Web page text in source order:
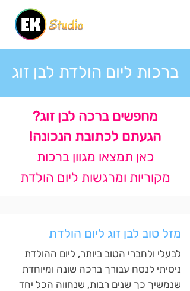
ברכות ליום הולדת לבן זוג
מזל טוב לבן זוג ליום הולדת
לבעלי ולחברי הטוב ביותר, ליום ההולדת
ניסיתי לנסח עבורך ברכה שונה ומיוחדת
שנמשיך כך שנים רבות, שנחווה הכל יחד
מחפשים ברכה לבן זוג?
הגעתם לכתובת הנכונה!
כאן תמצאו מגוון ברכות
מקוריות ומרגשות ליום הולדת